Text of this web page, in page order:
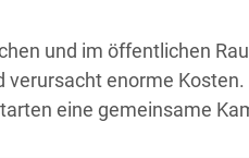
und im öffentlichen
enorme
eine gemeinsame